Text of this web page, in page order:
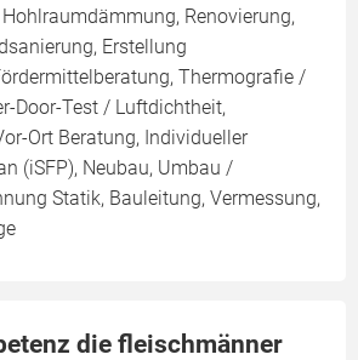
Renovierung,
Erstellung
Thermografie /
Door-Test / Luftdichtheit,
Ort Beratung, Individueller
(iSFP), Neubau, Umbau /
Statik, Bauleitung, Vermessung,
die fleischmänner